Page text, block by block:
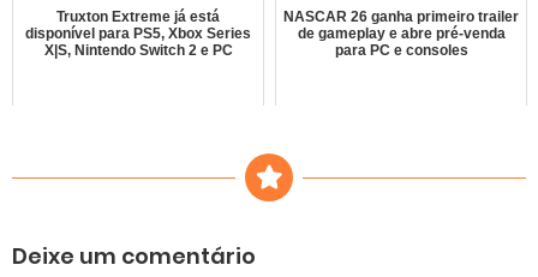
Truxton Extreme já está
disponível para PS5, Xbox Series
X|S, Nintendo Switch 2 e PC
NASCAR 26 ganha primeiro trailer
de gameplay e abre pré-venda
para PC e consoles
Deixe um comentário